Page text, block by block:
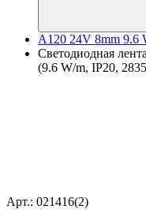
A120 24V 8mm 9.6
Светодиодная
(9.6 W/m, IP20,
Арт.: 021416(2)